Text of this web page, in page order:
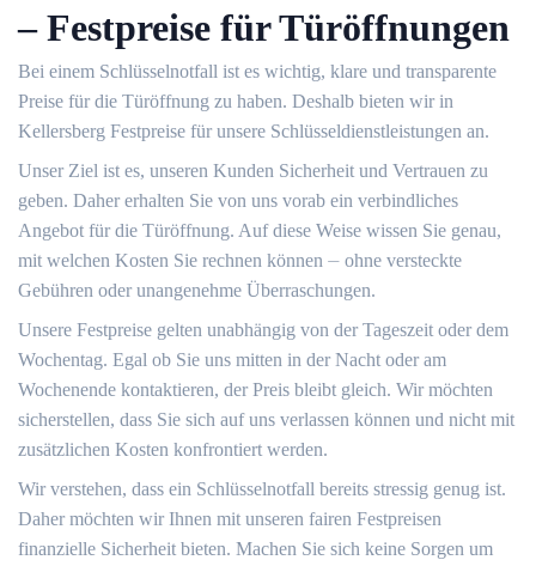
– Festpreise für Türöffnungen
Bei einem Schlüsselnotfall ist es wichtig, klare und transparente
Preise für die Türöffnung zu haben.​ Deshalb bieten wir in
Kellersberg Festpreise für unsere Schlüsseldienstleistungen an.​
Unser Ziel ist es, unseren Kunden Sicherheit und Vertrauen zu
geben.​ Daher erhalten Sie von uns vorab ein verbindliches
Angebot für die Türöffnung. Auf diese Weise wissen Sie genau,
mit welchen Kosten Sie rechnen können ⏤ ohne versteckte
Gebühren oder unangenehme Überraschungen.
Unsere Festpreise gelten unabhängig von der Tageszeit oder dem
Wochentag.​ Egal ob Sie uns mitten in der Nacht oder am
Wochenende kontaktieren, der Preis bleibt gleich.​ Wir möchten
sicherstellen, dass Sie sich auf uns verlassen können und nicht mit
zusätzlichen Kosten konfrontiert werden.​
Wir verstehen, dass ein Schlüsselnotfall bereits stressig genug ist.
Daher möchten wir Ihnen mit unseren fairen Festpreisen
finanzielle Sicherheit bieten.​ Machen Sie sich keine Sorgen um